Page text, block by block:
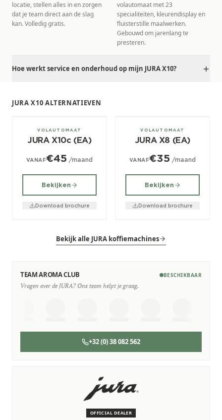
locatie, stellen alles in en zorgen
dat je team direct aan de slag
kan. Volledig gratis.
volautomaat met 23
specialiteiten, kleurendisplay en
fluisterstille maalwerken.
Gebouwd om jarenlang te
presteren.
Hoe werkt service en onderhoud op mijn JURA X10?
JURA X10 ALTERNATIEVEN
± 80/dag
VOLAUTOMAAT
JURA X10c (EA)
VANAF€45 /maand
Bekijken
Download brochure
± 80/dag
VOLAUTOMAAT
JURA X8 (EA)
VANAF€35 /maand
Bekijken
Download brochure
Bekijk alle JURA koffiemachines
TEAM AROMA CLUB BESCHIKBAAR
Vragen over de JURA? Ons team helpt je graag.
+32 (0) 38 082 562
OFFICIAL DEALER
Wij staan voor je klaar
Deskundige monteurs die verstand hebben van JURA
Persoonlijk, snel en zonder gedoe.